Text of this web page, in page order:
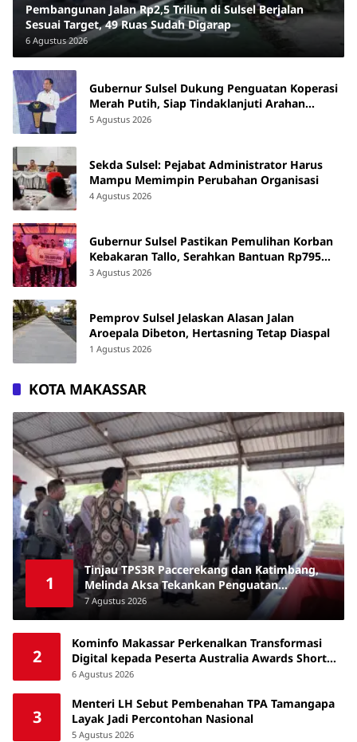
Pembangunan Jalan Rp2,5 Triliun di Sulsel Berjalan
Sesuai Target, 49 Ruas Sudah Digarap
6 Agustus 2026
Gubernur Sulsel Dukung Penguatan Koperasi
Merah Putih, Siap Tindaklanjuti Arahan
Pemerintah Pusat
5 Agustus 2026
Sekda Sulsel: Pejabat Administrator Harus
Mampu Memimpin Perubahan Organisasi
4 Agustus 2026
Gubernur Sulsel Pastikan Pemulihan Korban
Kebakaran Tallo, Serahkan Bantuan Rp795
Juta
3 Agustus 2026
Pemprov Sulsel Jelaskan Alasan Jalan
Aroepala Dibeton, Hertasning Tetap Diaspal
1 Agustus 2026
KOTA MAKASSAR
1
Tinjau TPS3R Paccerekang dan Katimbang,
Melinda Aksa Tekankan Penguatan
Pengelolaan Sampah dari Sumber
7 Agustus 2026
2
Kominfo Makassar Perkenalkan Transformasi
Digital kepada Peserta Australia Awards Short
Course
6 Agustus 2026
3
Menteri LH Sebut Pembenahan TPA Tamangapa
Layak Jadi Percontohan Nasional
5 Agustus 2026